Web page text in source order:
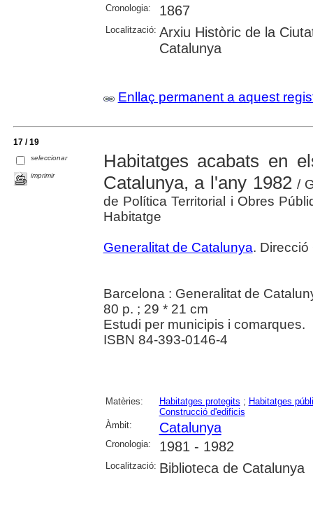
Cronologia: 1867
Localització: Arxiu Històric de la
Catalunya
Enllaç permanent a aquest
17 / 19
seleccionar
imprimir
Habitatges acabats en
Catalunya, a l'any 1982/
de Política Territorial i Obres
Habitatge
Generalitat de Catalunya.
Barcelona : Generalitat de
80 p. ; 29 * 21 cm
Estudi per municipis i comarques.
ISBN 84-393-0146-4
Matèries: Habitatges protegits ; Habitatges
Construcció d'edificis
Àmbit:
Catalunya
Cronologia: 1981 - 1982
Localització: Biblioteca de Catalunya